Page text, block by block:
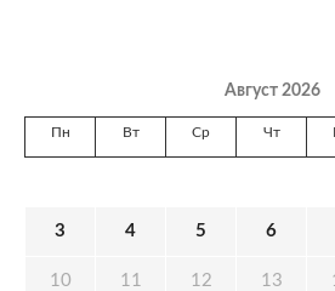
Август 2026
Пн Вт Ср Чт
3 4 5 6
10 11 12 13